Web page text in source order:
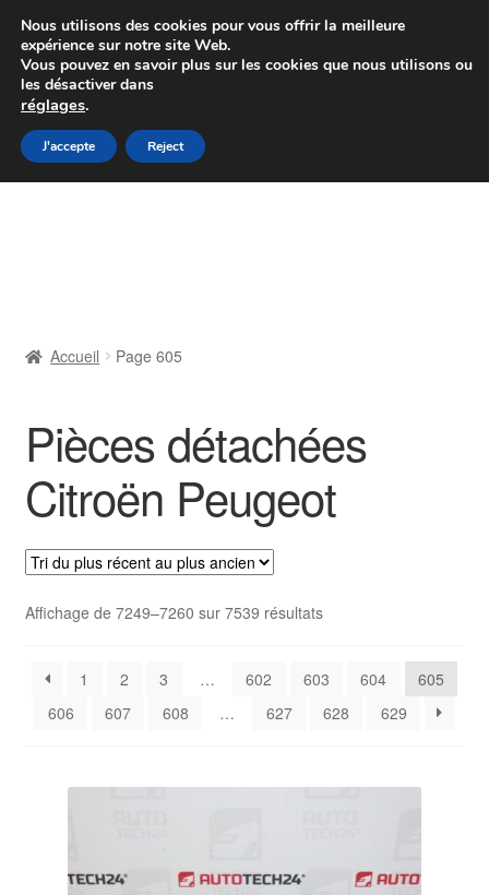
Colissimo livraison à partir de 7 EUR
Du lundi au vendredi de 9 h à 16 h
Aller
à
Aller
au
Livraison
Livraison internationale
Mon compte
Paiements
Panier
Politique de confidentialité
Accueil Page 605
Pièces détachées
Citroën Peugeot
Affichage de 7249–7260 sur 7539 résultatsTrié
récent
au
1 2 3 … 602 603 604
605
606
607 608 … 627 628 629
Nous utilisons des cookies pour vous offrir la meilleure
expérience sur notre site Web.
Vous pouvez en savoir plus sur les cookies que nous utilisons ou
les désactiver dans
réglages.
J'accepte Reject